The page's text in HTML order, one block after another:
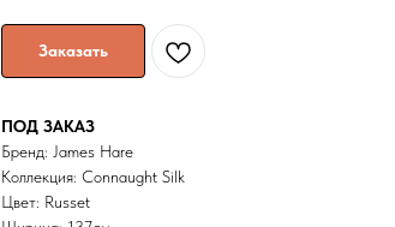
Заказать
ПОД ЗАКАЗ
Бренд: James Hare
Коллекция: Connaught Silk
Цвет: Russet